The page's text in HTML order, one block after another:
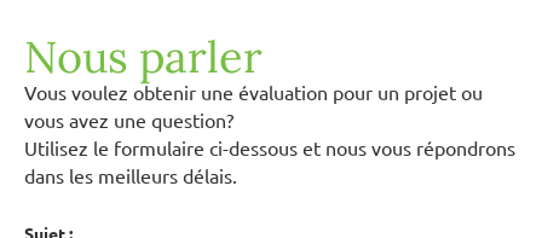
Nous parler
Vous voulez obtenir une évaluation pour un projet ou
vous avez une question?
Utilisez le formulaire ci-dessous et nous vous répondrons
dans les meilleurs délais.
Sujet :